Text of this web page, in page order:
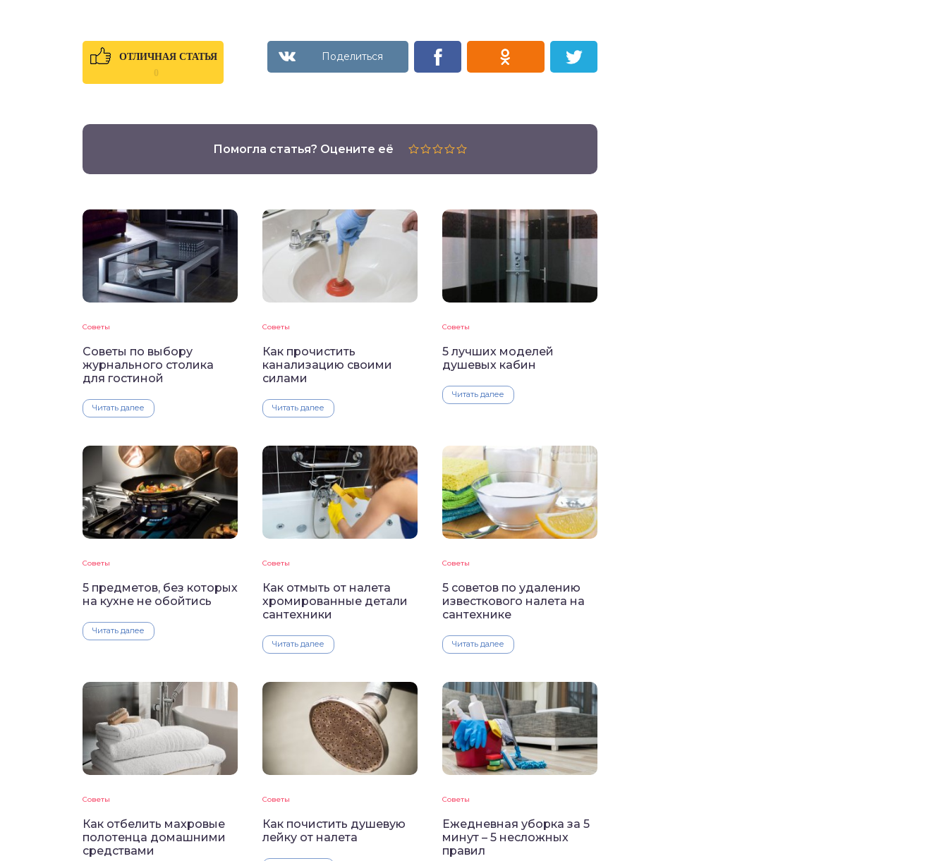
ОТЛИЧНАЯ СТАТЬЯ
0
Помогла статья? Оцените её
Советы
Советы по выбору
журнального столика
для гостиной
Читать далее
Советы
Как прочистить
канализацию своими
силами
Читать далее
Советы
5 лучших моделей
душевых кабин
Читать далее
Советы
5 предметов, без которых
на кухне не обойтись
Читать далее
Советы
Как отмыть от налета
хромированные детали
сантехники
Читать далее
Советы
5 советов по удалению
известкового налета на
сантехнике
Читать далее
Советы
Как отбелить махровые
полотенца домашними
средствами
Советы
Как почистить душевую
лейку от налета
Советы
Ежедневная уборка за 5
минут – 5 несложных
правил